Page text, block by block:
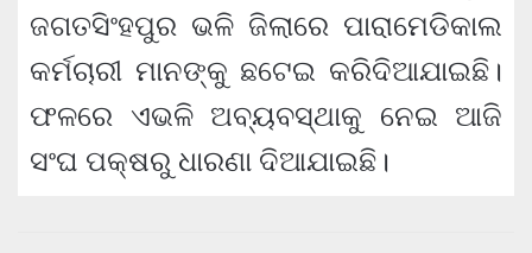
ଜଗତସିଂହପୁର ଭଳି ଜିଲାରେ ପାରାମେଡିକାଲ
କର୍ମଚାରୀ ମାନଙ୍କୁ ଛଟେଇ କରିଦିଆଯାଇଛି।
ଫଳରେ ଏଭଳି ଅବ୍ୟବସ୍ଥାକୁ ନେଇ ଆଜି
ସଂଘ ପକ୍ଷରୁ ଧାରଣା ଦିଆଯାଇଛି।